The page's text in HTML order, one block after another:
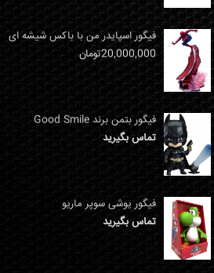
فیگور اسپایدر من با باکس شیشه ای
20,000,000تومان
فیگور بتمن برند Good Smile
تماس بگیرید
فیگور یوشی سوپر ماریو
تماس بگیرید